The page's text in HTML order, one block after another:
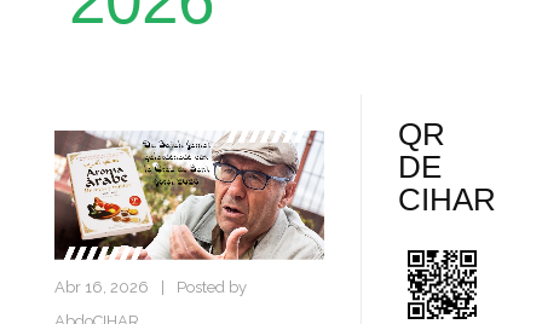
Abr 16, 2026 |
Posted by
QR
DE
CIHAR